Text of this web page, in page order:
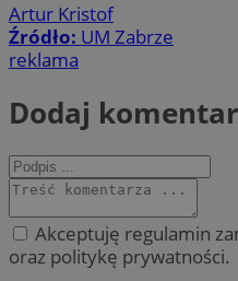
Artur Kristof
Źródło: UM Zabrze
reklama
Dodaj
Akceptuję regulamin
oraz politykę prywatności.